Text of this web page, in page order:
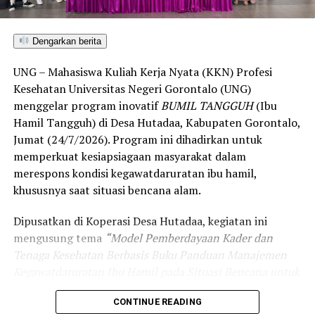
Guna menjaga keberlanjutan program pasca-KKN,
mahasiswa UNG juga memberikan pembekalan dan
mengoperasikan sistem informasi tersebut.
Selain inovasi digital, tim KKN-PK UNG turut
menggalakkan serangkaian kegiatan promotif dan
preventif. Program tersebut mencakup aksi kerja bakti
lingkungan, edukasi pemilahan sampah, sosialisasi
bahaya HIV/AIDS dan Infeksi Menular Seksual (IMS),
pelaksanaan senam hipertensi, Pemeriksaan Kesehatan
Penyakit Kronis (Prolanis) untuk menekan angka
hipertensi dan diabetes melitus.
dinilai sangat relevan dengan
Dengarkan berita
UNG – Mahasiswa Kuliah Kerja Nyata (KKN) Profesi
Kesehatan Universitas Negeri Gorontalo (UNG)
menggelar program inovatifBUMIL TANGGUH(Ibu
Hamil Tangguh) di Desa Hutadaa, Kabupaten Gorontalo,
Jumat (24/7/2026). Program ini dihadirkan untuk
memperkuat kesiapsiagaan masyarakat dalam
merespons kondisi kegawatdaruratan ibu hamil,
khususnya saat situasi bencana alam.
Dipusatkan di Koperasi Desa Hutadaa, kegiatan ini
mengusung tema “Model Pemberdayaan Kader dan
Tenaga Kesehatan Berbasis Buku Panduan Manajemen
Menurunkan Risiko Angka Kematian Ibu dan Anak di
. Agenda ini melibatkan kader kesehatan,
CONTINUE READING